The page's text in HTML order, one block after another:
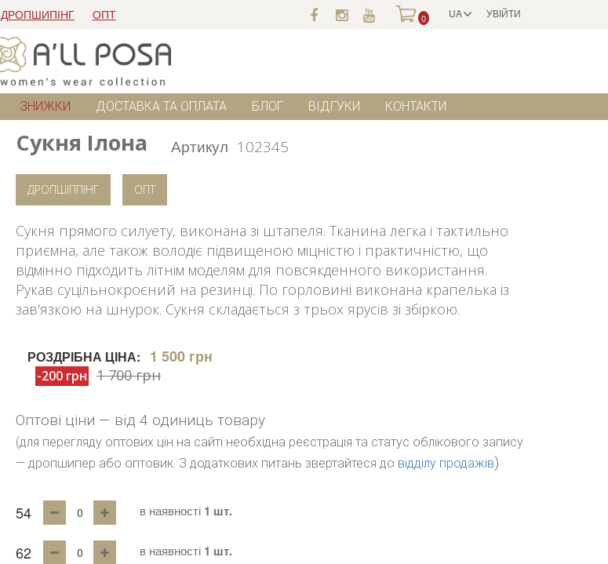
УВІЙТИ
UA
ДРОПШИПІНГ ОПТ 0
ЗНИЖКИ ДОСТАВКА ТА ОПЛАТА БЛОГ ВІДГУКИ КОНТАКТИ
Сукня Ілона Артикул 102345
ДРОПШІППІНГ ОПТ
Сукня прямого силуету, виконана зі штапеля. Тканина легка і тактильно
приємна, але також володіє підвищеною міцністю і практичністю, що
відмінно підходить літнім моделям для повсякденного використання.
Рукав суцільнокроєний на резинці. По горловині виконана крапелька із
зав'язкою на шнурок. Сукня складається з трьох ярусів зі збіркою.
РОЗДРІБНА ЦІНА: 1 500 грн
-200 грн 1 700 грн
Оптові ціни — від 4 одиниць товару
(для перегляду оптових цін на сайті необхідна реєстрація та статус облікового запису
— дропшипер або оптовик. З додаткових питань звертайтеся до відділу продажів)
54 в наявності 1 шт.
62 в наявності 1 шт.